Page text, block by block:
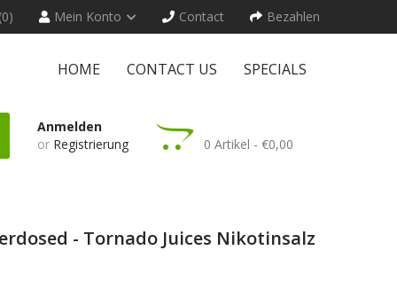
Mein Konto Contact Bezahlen
HOME CONTACT US SPECIALS
Anmelden
or Registrierung 0 Artikel - €0,00
- Tornado Juices Nikotinsalz